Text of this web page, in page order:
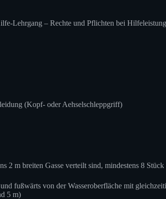
Lehrgang – Rechte und Pflichten bei Hilfeleistung
(Kopf- oder Aehselschleppgriff)
2 m breiten Gasse verteilt sind, mindestens 8 Stück
fußwärts von der Wasseroberfläche mit
5 m)